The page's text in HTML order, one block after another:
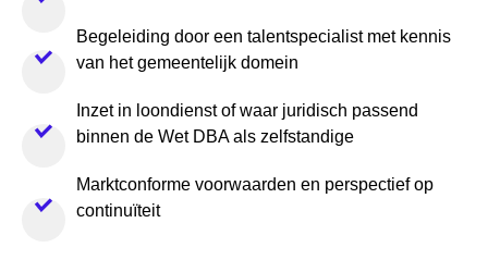
Begeleiding door een talentspecialist met kennis
van het gemeentelijk domein
Inzet in loondienst of waar juridisch passend
binnen de Wet DBA als zelfstandige
Marktconforme voorwaarden en perspectief op
continuïteit